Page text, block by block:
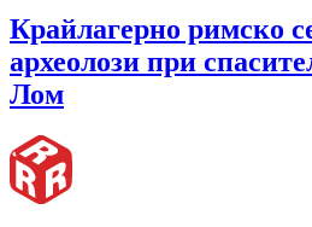
Крайлагерно римско
археолози при
Лом